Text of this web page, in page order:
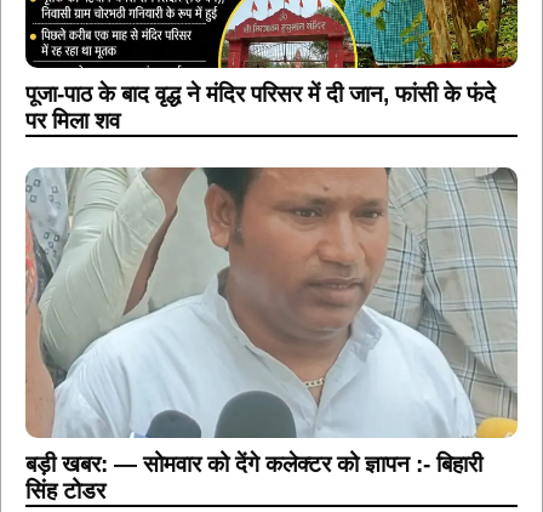
पूजा-पाठ के बाद वृद्ध ने मंदिर परिसर में दी जान, फांसी के फंदे
पर मिला शव
बड़ी खबर: — सोमवार को देंगे कलेक्टर को ज्ञापन :- बिहारी
सिंह टोडर